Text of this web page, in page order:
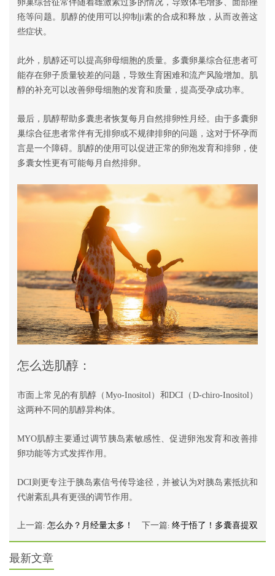
卵巢综合征常伴随着雄激素过多的情况，导致体毛增多、面部痤
疮等问题。肌醇的使用可以抑制ji素的合成和释放，从而改善这
些症状。
此外，肌醇还可以提高卵母细胞的质量。多囊卵巢综合征患者可
能存在卵子质量较差的问题，导致生育困难和流产风险增加。肌
醇的补充可以改善卵母细胞的发育和质量，提高受孕成功率。
最后，肌醇帮助多囊患者恢复每月自然排卵性月经。由于多囊卵
巢综合征患者常伴有无排卵或不规律排卵的问题，这对于怀孕而
言是一个障碍。肌醇的使用可以促进正常的卵泡发育和排卵，使
多囊女性更有可能每月自然排卵。
怎么选肌醇：
市面上常见的有肌醇（Myo-Inositol）和DCI（D-chiro-Inositol）
这两种不同的肌醇异构体。
MYO肌醇主要通过调节胰岛素敏感性、促进卵泡发育和改善排
卵功能等方式发挥作用。
DCI则更专注于胰岛素信号传导途径，并被认为对胰岛素抵抗和
代谢紊乱具有更强的调节作用。
上一篇: 怎么办？月经量太多！ 下一篇: 终于悟了！多囊喜提双
最新文章